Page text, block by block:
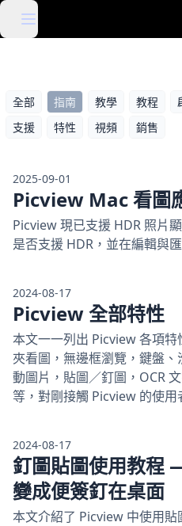
全部 指南 教學 教程
支援
特性 視頻 銷售
2025-09-01
Picview Mac 看圖
Picview 現已支援 HDR 照片
是否支援 HDR，並在編輯與
2024-08-17
Picview 全部特性
本文一一列出 Picview 各項
夾看圖，無邊框瀏覽，鍵盤
動圖片，貼圖／釘圖，OCR
等，對剛接觸 Picview 的使用
2024-08-17
釘圖貼圖使用教程
變成便簽釘在桌面
本文介紹了 Picview 中使用